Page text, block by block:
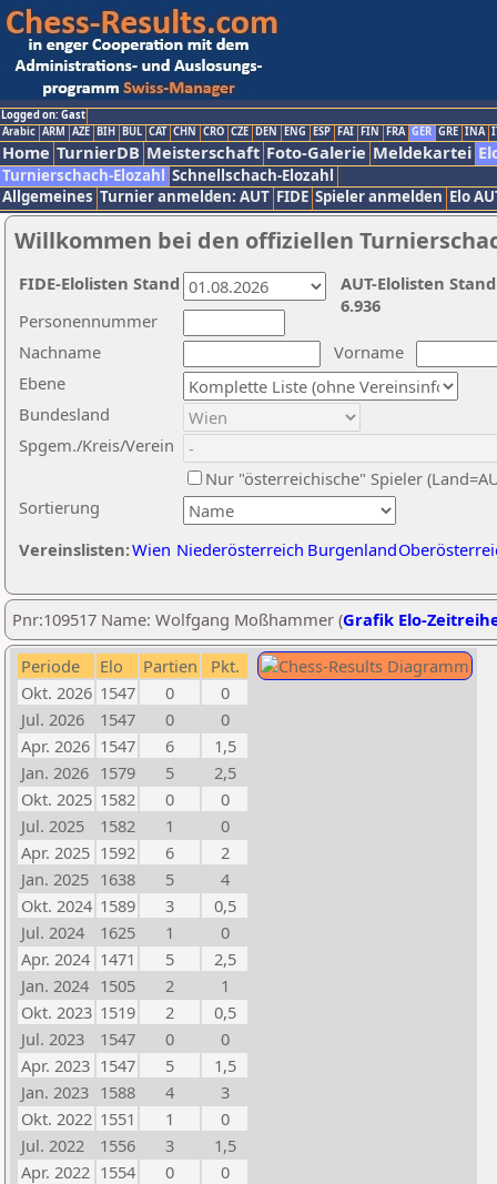
Logged on: Gast
Arabic ARM AZE BIH BUL CAT CHN CRO CZE DEN ENG ESP FAI FIN FRA GER GRE INA
Home TurnierDB Meisterschaft Foto-Galerie Meldekartei
Turnierschach-Elozahl Schnellschach-Elozahl
Allgemeines Turnier anmelden: AUT FIDE Spieler anmelden Elo
Willkommen bei den offiziellen
Nachname
Vorname
Ebene
Sortierung
Personennummer
Bundesland
Spgem./Kreis/Verein
Nur "österreichische" Spieler
Vereinslisten:Wien Niederösterreich Burgenland
AUT-Elolisten
6.936
FIDE-Elolisten Stand
Pnr:109517 Name: Wolfgang Moßhammer (Grafik Elo-
Periode Elo Partien
Pkt.
Okt. 2026 1547 0
0
Jul. 2026
1547 0
0
Apr. 2026 1547 6
1,5
Jan. 2026 1579 5
2,5
Okt. 2025 1582 0
0
Jul. 2025
1582 1
0
Apr. 2025 1592 6
2
Jan. 2025 1638 5
4
Okt. 2024 1589 3
0,5
Jul. 2024
1625 1
0
Apr. 2024 1471 5
2,5
Jan. 2024 1505 2
1
Okt. 2023 1519 2
0,5
Jul. 2023
1547 0
0
Apr. 2023 1547 5
1,5
Jan. 2023 1588 4
3
Okt. 2022 1551 1
0
Jul. 2022
1556 3
1,5
Apr. 2022 1554 0
0